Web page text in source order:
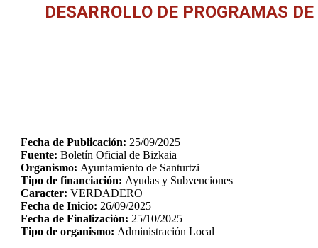
DESARROLLO DE PROGRAMAS
Fecha de Publicación: 25/09/2025
Fuente: Boletín Oficial de Bizkaia
Organismo: Ayuntamiento de Santurtzi
Tipo de financiación: Ayudas y Subvenciones
Caracter: VERDADERO
Fecha de Inicio: 26/09/2025
Fecha de Finalización: 25/10/2025
Tipo de organismo: Administración Local